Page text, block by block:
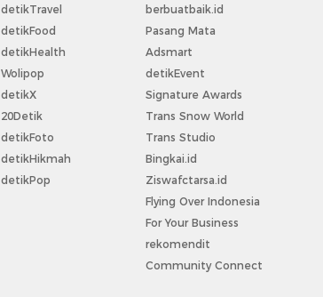
detikTravel
detikFood
detikHealth
Wolipop
detikX
20Detik
detikFoto
detikHikmah
detikPop
berbuatbaik.id
Pasang Mata
Adsmart
detikEvent
Signature Awards
Trans Snow World
Trans Studio
Bingkai.id
Ziswafctarsa.id
Flying Over Indonesia
For Your Business
rekomendit
Community Connect